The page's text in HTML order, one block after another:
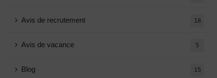
Avis de recrutement 18
Avis de vacance 5
Blog 15